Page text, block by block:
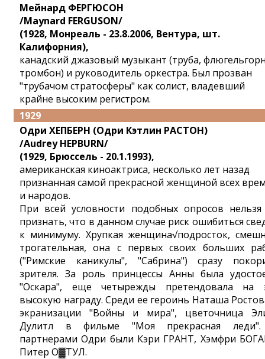
Мейнард ФЕРГЮСОН
/Maynard FERGUSON/
(1928, Монреаль - 23.8.2006, Вентура, шт.
Калифорния),
канадский джазовый музыкант (труба,
тромбон) и руководитель оркестра. Был прозван
"трубачом стратосферы" как солист, владевший
крайне высоким регистром.
1929
Одри ХЕПБЕРН (Одри Кэтлин РАСТОН)
/Audrey HEPBURN/
(1929, Брюссель - 20.1.1993),
американская киноактриса, несколько лет назад
признанная самой прекрасной женщиной всех
и народов.
При всей условности подобных опросов
признать, что в данном случае риск ошибиться
к минимуму. Хрупкая женщина√подросток,
трогательная, она с первых своих больших
("Римские каникулы", "Сабрина") сразу
зрителя. За роль принцессы Анны была
"Оскара", еще четырежды претендовала на
высокую награду. Среди ее героинь Наташа
экранизации "Войны и мира", цветочница
Дулитл в фильме "Моя прекрасная
партнерами Одри были Кэри ГРАНТ, Хэмфри
Питер О▓ТУЛ.